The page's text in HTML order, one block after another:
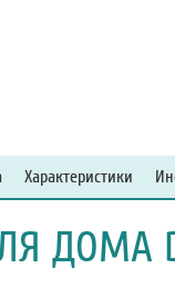
Характеристики
ДОМА